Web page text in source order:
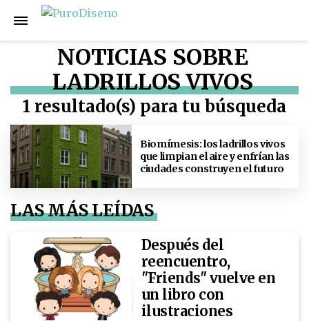
NOTICIAS SOBRE
LADRILLOS VIVOS
1 resultado(s) para tu búsqueda
Biomímesis: los ladrillos vivos
que limpian el aire y enfrían las
ciudades construyen el futuro
LAS MÁS LEÍDAS
Después del
reencuentro,
"Friends" vuelve en
un libro con
ilustraciones